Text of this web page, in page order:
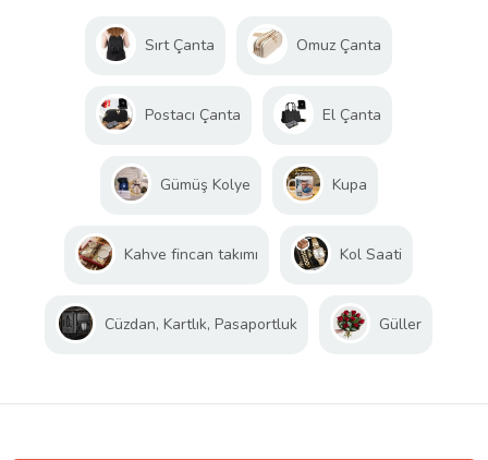
Sırt Çanta Omuz Çanta
Postacı Çanta El Çanta
Gümüş Kolye Kupa
Kahve fincan takımı Kol Saati
Cüzdan, Kartlık, Pasaportluk Güller